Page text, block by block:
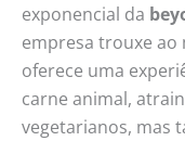
exponencial da
empresa trouxe ao
oferece uma
carne animal,
vegetarianos, mas